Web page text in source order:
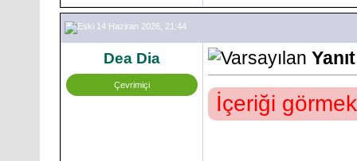
14 Haziran 2026, 21:44
Dea Dia
Çevrimiçi
İçeriği